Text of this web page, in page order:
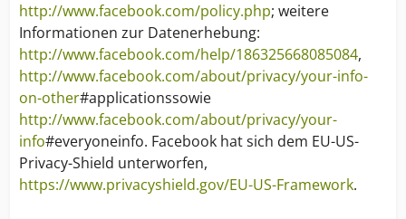
http://www.facebook.com/policy.php; weitere
Informationen zur Datenerhebung:
http://www.facebook.com/help/186325668085084,
http://www.facebook.com/about/privacy/your-info-
on-other#applicationssowie
http://www.facebook.com/about/privacy/your-
info#everyoneinfo. Facebook hat sich dem EU-US-
Privacy-Shield unterworfen,
https://www.privacyshield.gov/EU-US-Framework.